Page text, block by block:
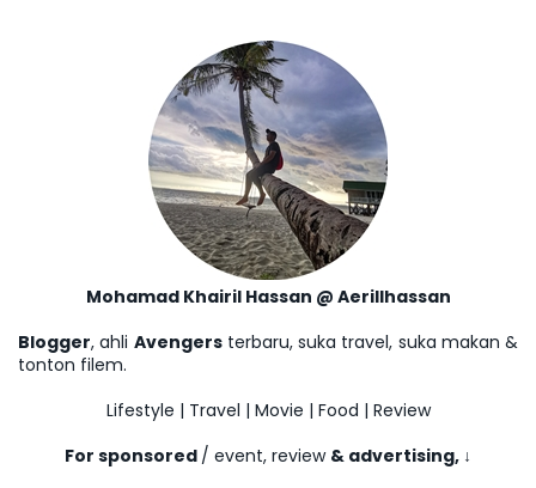
Mohamad Khairil Hassan @ Aerillhassan
Blogger, ahli Avengersterbaru, suka travel, suka makan &
tonton filem.
Lifestyle | Travel | Movie | Food | Review
For sponsored / event, review & advertising, ↓